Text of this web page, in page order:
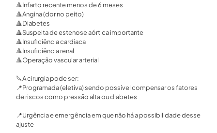
🔺Infarto recente menos de 6 meses⁣
🔺Angina (dor no peito) ⁣
🔺Diabetes ⁣
🔺Suspeita de estenose aórtica importante ⁣
🔺Insuficiência cardíaca ⁣
🔺Insuficiência renal⁣
🔺Operação vascular arterial⁣
🔪A cirurgia pode ser:⁣
📍Programada (eletiva) sendo possível compensar os fatores
de riscos como pressão alta ou diabetes ⁣
📍Urgência e emergência em que não há a possibilidade desse
ajuste⁣